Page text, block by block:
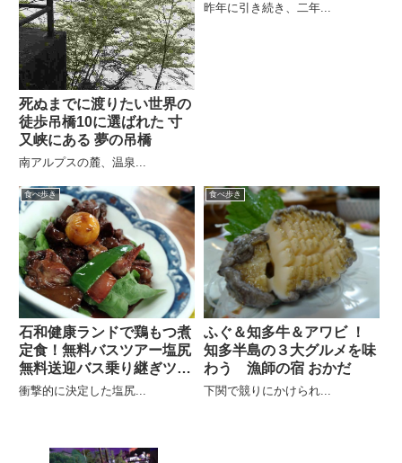
死ぬまでに渡りたい世界の
徒歩吊橋10に選ばれた 寸
又峡にある 夢の吊橋
南アルプスの麓、温泉...
昨年に引き続き、二年...
食べ歩き
石和健康ランドで鶏もつ煮
定食！無料バスツアー塩尻
無料送迎バス乗り継ぎツア
ー！
衝撃的に決定した塩尻...
食べ歩き
ふぐ＆知多牛＆アワビ ！
知多半島の３大グルメを味
わう 漁師の宿 おかだ
下関で競りにかけられ...